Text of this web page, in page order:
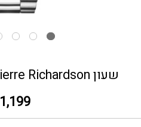
שעון Pierre Richardson לגבר Pr9851
1,199